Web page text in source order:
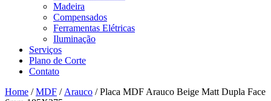
Madeira
Compensados
Ferramentas Elétricas
Iluminação
Serviços
Plano de Corte
Contato
Home /MDF / Arauco / Placa MDF Arauco Beige Matt Dupla Face